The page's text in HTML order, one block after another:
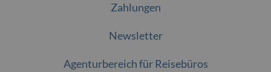
Zahlungen
Newsletter
Agenturbereich für Reisebüros